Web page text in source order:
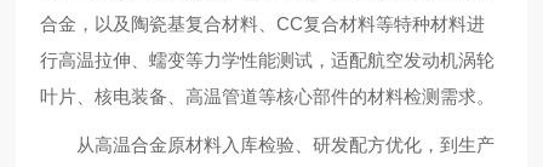
合金，以及陶瓷基复合材料、CC复合材料等特种材料进
行高温拉伸、蠕变等力学性能测试，适配航空发动机涡轮
叶片、核电装备、高温管道等核心部件的材料检测需求。
从高温合金原材料入库检验、研发配方优化，到生产